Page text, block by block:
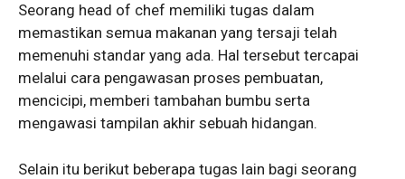
Seorang head of chef memiliki tugas dalam
memastikan semua makanan yang tersaji telah
memenuhi standar yang ada. Hal tersebut tercapai
melalui cara pengawasan proses pembuatan,
mencicipi, memberi tambahan bumbu serta
mengawasi tampilan akhir sebuah hidangan.
Selain itu berikut beberapa tugas lain bagi seorang